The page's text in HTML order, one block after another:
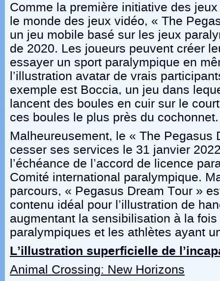
Comme la première initiative des
le monde des jeux vidéo, « The
un jeu mobile basé sur les jeux
de 2020. Les joueurs peuvent créer
essayer un sport paralympique en
l’illustration avatar de vrais
exemple est Boccia, un jeu dans
lancent des boules en cuir sur le
ces boules le plus près du cochonnet.
Malheureusement, le « The Pegasus
cesser ses services le 31 janvier
l’échéance de l’accord de licence
Comité international paralympique.
parcours, « Pegasus Dream Tour »
contenu idéal pour l’illustration de
augmentant la sensibilisation à la
paralympiques et les athlètes ayant
L’illustration superficielle de
Animal Crossing: New Horizons